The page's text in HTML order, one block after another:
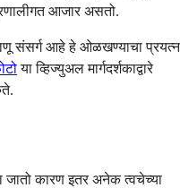
आजार असतो.
संसर्ग आहे हे ओळखण्याचा प्रयत्न
या व्हिज्युअल मार्गदर्शकाद्वारे
जातो कारण इतर अनेक त्वचेच्या